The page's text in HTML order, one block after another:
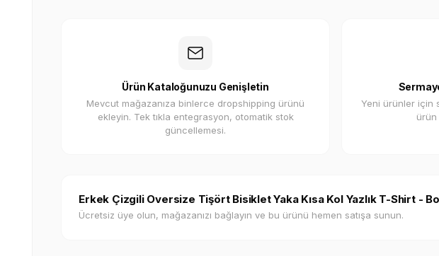
Ürün Kataloğunuzu Genişletin
Mevcut mağazanıza binlerce dropshipping ürünü
ekleyin. Tek tıkla entegrasyon, otomatik stok
güncellemesi.
Yeni ürünler için
ürün
Erkek Çizgili Oversize Tişört Bisiklet Yaka Kısa Kol Yazlık T-Shirt -
Ücretsiz üye olun, mağazanızı bağlayın ve bu ürünü hemen satışa sunun.